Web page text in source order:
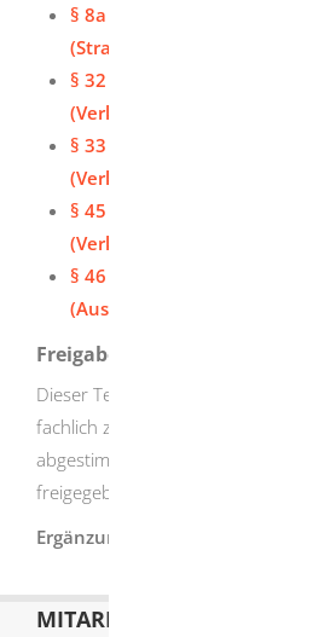
§ 8a
(Straßenanlieger)
§ 32
(Verkehrshindernisse)
§ 33
§ 45
(Verkehrszeichen und
§ 46
(Ausnahmegenehmigung
Freigabevermerk
Dieser Text entstand in enger
fachlich zuständigen Stellen. Die
abgestimmte Fassung wurde
freigegeben.
Ergänzung durch Stadt
MITARBEITERLISTE